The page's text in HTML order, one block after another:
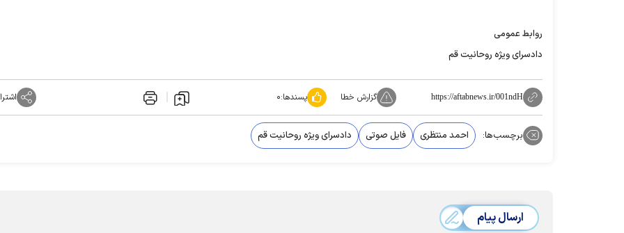
روابط عمومی
دادسرای ویژه روحانیت قم
https://aftabnews.ir/001ndH گزارش خطا پسندها:۰
برچسب‌ها: احمد منتظری فایل صوتی دادسرای ویژه روحانیت قم
ارسال پیام